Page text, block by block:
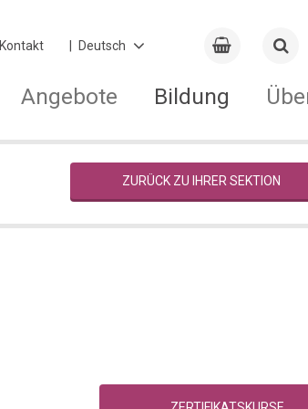
Kontakt
Angebote Bildung
ZURÜCK ZU IHRER SEKTION